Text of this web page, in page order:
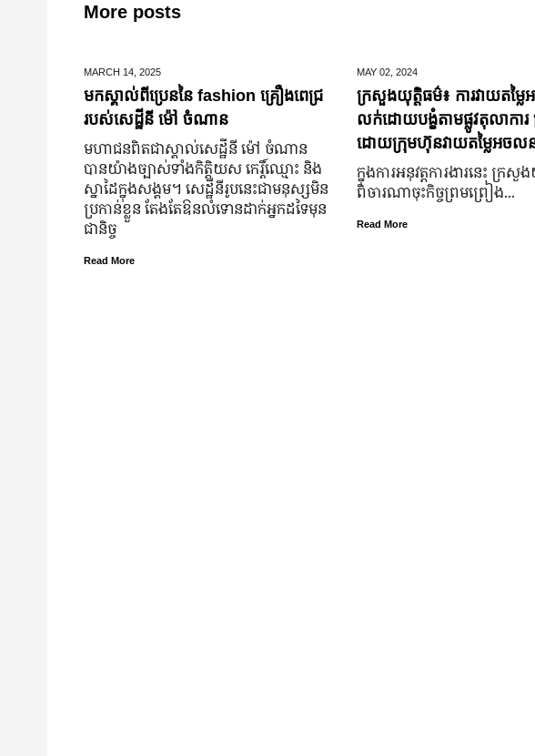
More posts
MARCH 14, 2025
មកស្គាល់ពីប្រេននៃ​ fashion គ្រឿងពេជ្រ
របស់សេដ្ឋីនី ម៉ៅ ចំណាន
មហាជន​ពិតជា​ស្គាល់​សេដ្ឋី​នី ម៉ៅ ចំណាន
បាន​យ៉ាង​ច្បាស់​ទាំង​កិត្តិយស កេរ្តិ៍ឈ្មោះ និង​
ស្នាដៃ​ក្នុង​សង្គម។ សេដ្ឋី​នី​រូប​នេះ​ជា​មនុស្ស​មិន​
ប្រកាន់​ខ្លួន តែងតែ​ឱនលំទោន​ដាក់​អ្នក​ដទៃ​មុន​
ជានិច្ច
Read More
MAY 02, 2024
ក្រសួងយុត្តិធម៌៖ ការវាយតម្លៃ
លក់ដោយបង្ខំតាមផ្លូវតុលាការ
ដោយក្រុមហ៊ុនវាយតម្លៃអចលន
ក្នុងការអនុវត្តការងារនេះ ក្រ
ពិចារណាចុះកិច្ចព្រមព្រៀង...
Read More